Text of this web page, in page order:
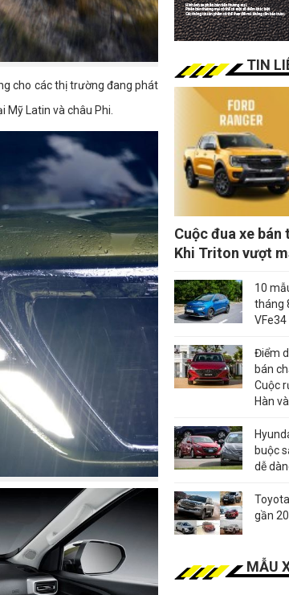
cho các thị trường đang phát
Mỹ Latin và châu Phi.
TIN
Cuộc đua xe
Khi Triton vượt
10
tháng
Điểm
bán
Cuộc
Hàn
buộc
dễ
gần
MẪU